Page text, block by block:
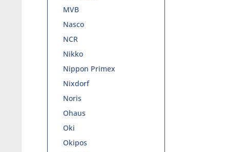
MVB
Nasco
NCR
Nikko
Nippon Primex
Nixdorf
Noris
Ohaus
Oki
Okipos